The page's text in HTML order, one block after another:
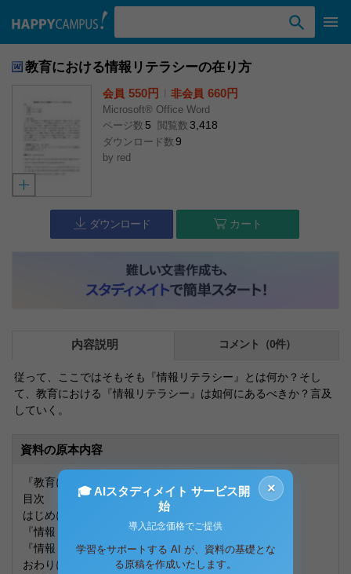
教育における情報リテラシーの在り方
会員 550円 非会員 660円
Microsoft® Office Word
ページ数 5 閲覧数 3,418
ダウンロード数 9
by red
ダウンロード カート
内容説明 コメント（0件）
従って、ここではそもそも『情報リテラシー』とは何か？そし
て、教育における『情報リテラシー』は如何にあるべきか？言及
していく。
資料の原本内容
『教育における情報リテラシーの在り方』
目次
はじめに
『情報リテラシー』とは？
『情報リテラシー』教育
おわりに
×
🎓 AIスタディメイト サービス開
始
導入記念価格でご提供
学習をサポートする AI が、資料の基礎とな
る原稿を作成いたします。